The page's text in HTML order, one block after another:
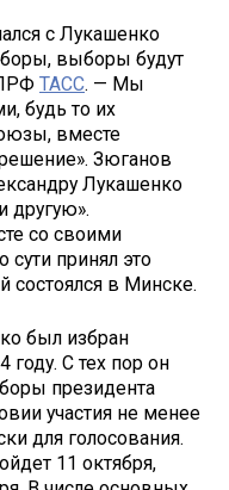
с Лукашенко
выборы будут
ТАСС. — Мы
будь то их
вместе
Зюганов
Лукашенко
другую».
со своими
принял это
состоялся в Минске.
был избран
году. С тех пор он
президента
участия не менее
для голосования.
11 октября,